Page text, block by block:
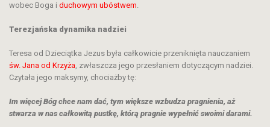
wobec Boga i duchowym ubóstwem.
Terezjańska dynamika nadziei
Teresa od Dzieciątka Jezus była całkowicie przeniknięta nauczaniem
św. Jana od Krzyża, zwłaszcza jego przesłaniem dotyczącym nadziei.
Czytała jego maksymy, chociażby tę:
Im więcej Bóg chce nam dać, tym większe wzbudza pragnienia, aż
stwarza w nas całkowitą pustkę, którą pragnie wypełnić swoimi darami.